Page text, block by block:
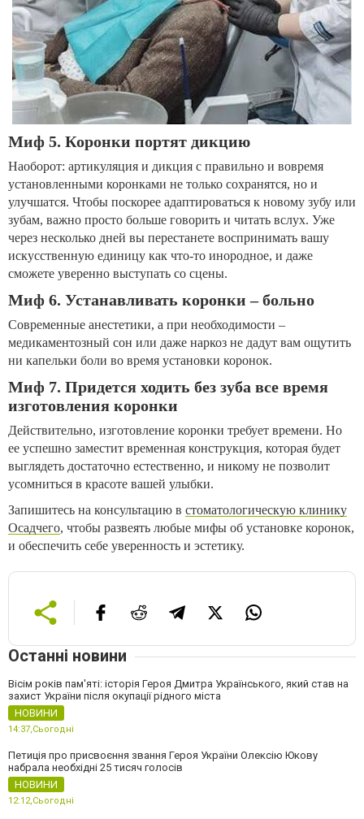
Миф 5. Коронки портят дикцию
Наоборот: артикуляция и дикция с правильно и вовремя
установленными коронками не только сохранятся, но и
улучшатся. Чтобы поскорее адаптироваться к новому зубу или
зубам, важно просто больше говорить и читать вслух. Уже
через несколько дней вы перестанете воспринимать вашу
искусственную единицу как что-то инородное, и даже
сможете уверенно выступать со сцены.
Миф 6. Устанавливать коронки – больно
Современные анестетики, а при необходимости –
медикаментозный сон или даже наркоз не дадут вам ощутить
ни капельки боли во время установки коронок.
Миф 7. Придется ходить без зуба все время
изготовления коронки
Действительно, изготовление коронки требует времени. Но
ее успешно заместит временная конструкция, которая будет
выглядеть достаточно естественно, и никому не позволит
усомниться в красоте вашей улыбки.
Запишитесь на консультацию в стоматологическую клинику
Осадчего, чтобы развеять любые мифы об установке коронок,
и обеспечить себе уверенность и эстетику.
Останні новини
Вісім років пам'яті: історія Героя Дмитра Українського, який став на
захист України після окупації рідного міста
НОВИНИ
14:37,Сьогодні
Петиція про присвоєння звання Героя України Олексію Юкову
набрала необхідні 25 тисяч голосів
НОВИНИ
12:12,Сьогодні